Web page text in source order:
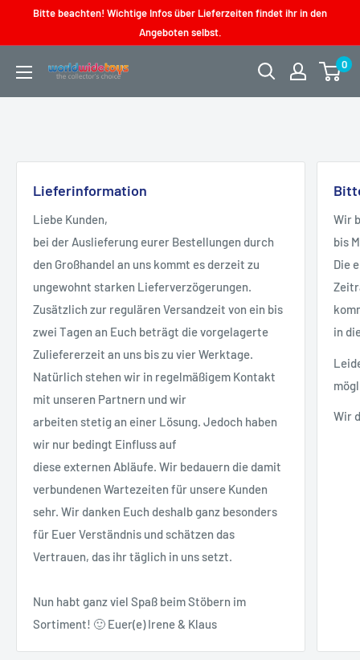
Bitte beachten! Wichtige Infos über Lieferzeiten findet ihr in den
Angeboten selbst.
worldwidetoys
0
Lieferinformation
Liebe Kunden,
bei der Auslieferung eurer Bestellungen durch
den Großhandel an uns kommt es derzeit zu
ungewohnt starken Lieferverzögerungen.
Zusätzlich zur regulären Versandzeit von ein bis
zwei Tagen an Euch beträgt die vorgelagerte
Zuliefererzeit an uns bis zu vier Werktage.
Natürlich stehen wir in regelmäßigem Kontakt
mit unseren Partnern und wir
arbeiten stetig an einer Lösung. Jedoch haben
wir nur bedingt Einfluss auf
diese externen Abläufe. Wir bedauern die damit
verbundenen Wartezeiten für unsere Kunden
sehr. Wir danken Euch deshalb ganz besonders
für Euer Verständnis und schätzen das
Vertrauen, das ihr täglich in uns setzt.
Nun habt ganz viel Spaß beim Stöbern im
Sortiment! 🙂 Euer(e) Irene & Klaus
Wir
bis
Die
in
Wir